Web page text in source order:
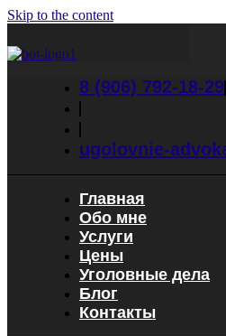
Skip to the content
8 (906) 792-18-29
ugolovnie-
Главная
Обо мне
Услуги
Цены
Уголовные дела
Блог
Контакты